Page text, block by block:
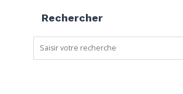
Rechercher